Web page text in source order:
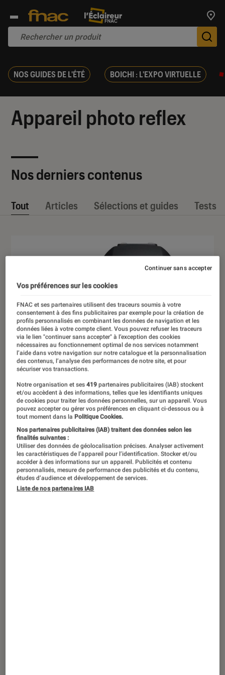
NOS GUIDES DE L'ÉTÉ BOICHI : L'EXPO VIRTUELLE
Appareil photo reflex
Nos derniers contenus
Tout Articles Sélections et guides Tests
Canon 6D Mark II, le plein format
ACTU
Photo et vidéo • 29 juin 2017
Vos préférences sur les cookies
FNAC et ses partenaires utilisent des traceurs soumis à votre
consentement à des fins publicitaires par exemple pour la création de
profils personnalisés en combinant les données de navigation et les
données liées à votre compte client. Vous pouvez refuser les traceurs
via le lien "continuer sans accepter" à l’exception des cookies
nécessaires au fonctionnement optimal de nos services notamment
l’aide dans votre navigation sur notre catalogue et la personnalisation
des contenus, l’analyse des performances de notre site, et pour
sécuriser vos transactions.
Notre organisation et ses419 partenaires publicitaires (IAB) stockent
et/ou accèdent à des informations, telles que les identifiants uniques
de cookies pour traiter les données personnelles, sur un appareil. Vous
pouvez accepter ou gérer vos préférences en cliquant ci-dessous ou à
tout moment dans la Politique Cookies.
Nos partenaires publicitaires (IAB) traitent des données selon les
finalités suivantes :
Utiliser des données de géolocalisation précises. Analyser activement
les caractéristiques de l’appareil pour l’identification. Stocker et/ou
accéder à des informations sur un appareil. Publicités et contenu
personnalisés, mesure de performance des publicités et du contenu,
études d’audience et développement de services.
Liste de nos partenaires IAB
Continuer sans accepter